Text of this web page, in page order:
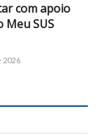
com apoio
Meu SUS
2026